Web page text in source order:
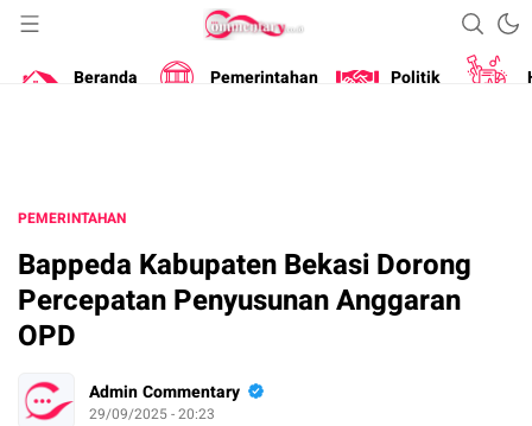
Commentary
Portal Berita Masa Kini
Beranda
Pemerintahan Politik
PEMERINTAHAN
Bappeda Kabupaten Bekasi Dorong
Percepatan Penyusunan Anggaran
OPD
Admin Commentary
29/09/2025 - 20:23